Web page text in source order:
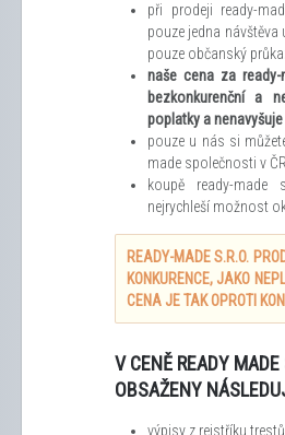
při prodeji ready-
pouze jedna
pouze občanský
naše cena za
bezkonkurenční a
poplatky a nenavyšuje
pouze u nás si
made společnosti v
koupě ready-made
nejrychleší možnost
READY-MADE S.R.O.
KONKURENCE, JAKO
CENA JE TAK OPROTI
V CENĚ READY
OBSAŽENY
výpisy z rejstříku